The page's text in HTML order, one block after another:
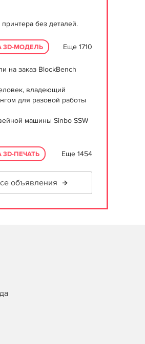
без деталей.
3D-МОДЕЛЬ Еще 1710
на заказ BlockBench
владеющий
для разовой работы
машины Sinbo SSW
ПЕЧАТЬ Еще 1454
объявления